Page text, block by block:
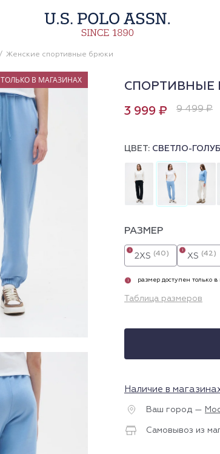
Женские спортивные брюки
ТОЛЬКО В МАГАЗИНАХ
СПОРТИВНЫЕ
3 999 ₽ 9 499 ₽
ЦВЕТ: СВЕТЛО-
РАЗМЕР
2XS (40)
i
XS (42)
i
i размер доступен только
Таблица размеров
Наличие в
Ваш город —
Самовывоз из